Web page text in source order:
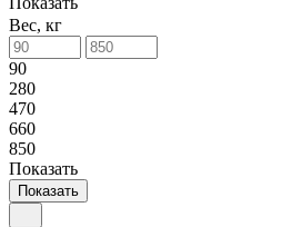
Вес, кг
90
280
470
660
850
Показать
Показать